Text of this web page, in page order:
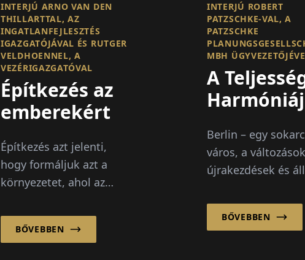
INTERJÚ ARNO VAN DEN
THILLARTTAL, AZ
INGATLANFEJLESZTÉS
IGAZGATÓJÁVAL ÉS RUTGER
VELDHOENNEL, A
VEZÉRIGAZGATÓVAL
Építkezés az
emberekért
Építkezés azt jelenti,
hogy formáljuk azt a
környezetet, ahol az
dolgoznak és
kapcsolatban állnak
BŐVEBBEN
INTERJÚ ROBERT
PATZSCHKE-VAL, A
PATZSCHKE
MBH
A
Berlin – egy
város, a
újrakezdések és
Patzschke
BŐVEBBEN